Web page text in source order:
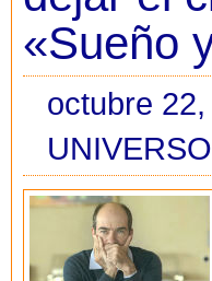
«Sueño
octubre